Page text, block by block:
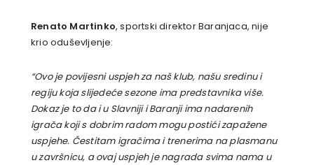
Renato Martinko, sportski direktor Baranjaca, nije
krio oduševljenje:
“Ovo je povijesni uspjeh za naš klub, našu sredinu i
regiju koja slijedeće sezone ima predstavnika više.
Dokaz je to da i u Slavniji i Baranji ima nadarenih
igrača koji s dobrim radom mogu postići zapažene
uspjehe. Čestitam igračima i trenerima na plasmanu
u završnicu, a ovaj uspjeh je nagrada svima nama u